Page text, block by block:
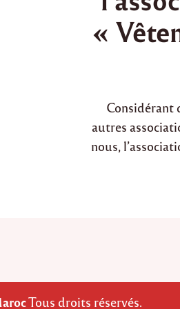
d
i
n
«
Considérant
autres
nous,
Tous droits réservés.